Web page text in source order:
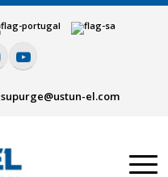
supurge@ustun-el.com